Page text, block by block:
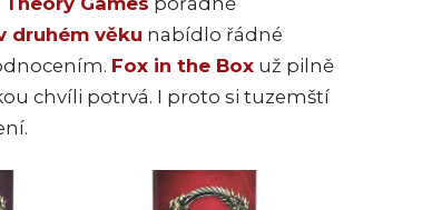
druhém věku nabídlo řádné
Fox in the Box už pilně
chvíli potrvá. I proto si tuzemští